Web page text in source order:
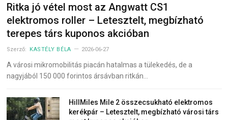
Ritka jó vétel most az Angwatt CS1
elektromos roller – Letesztelt, megbízható
terepes társ kuponos akcióban
Szerző: KASTÉLY BÉLA 2026-06-27
A városi mikromobilitás piacán hatalmas a tülekedés, de a
nagyjából 150 000 forintos ársávban ritkán…
HillMiles Mile 2 összecsukható elektromos
kerékpár – Letesztelt, megbízható városi társ